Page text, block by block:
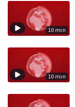
10 min
10 min